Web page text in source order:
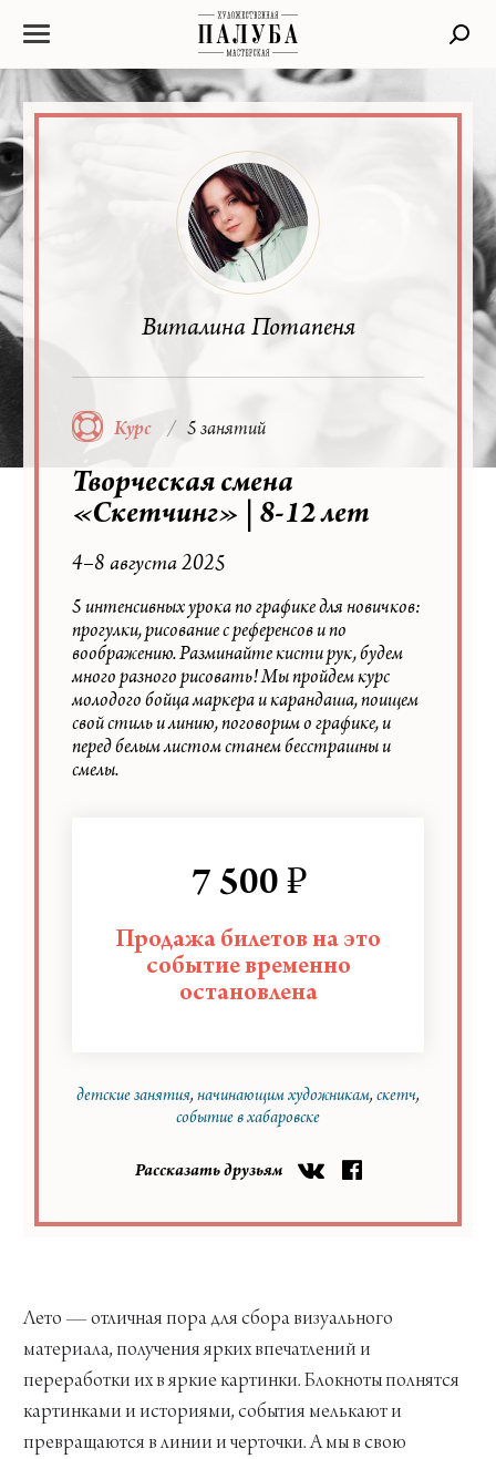
Виталина Потапеня
Курс 5 занятий
Творческая смена
«Скетчинг» | 8-12 лет
4–8 августа 2025
5 интенсивных урока по графике для новичков:
прогулки, рисование с референсов и по
воображению. Разминайте кисти рук, будем
много разного рисовать! Мы пройдем курс
молодого бойца маркера и карандаша, поищем
свой стиль и линию, поговорим о графике, и
перед белым листом станем бесстрашны и
смелы.
7 500 ₽
Продажа билетов на это
событие временно
остановлена
детские занятия начинающим художникам скетч
событие в хабаровске
Рассказать друзьям
Лето — отличная пора для сбора визуального
материала, получения ярких впечатлений и
переработки их в яркие картинки. Блокноты полнятся
картинками и историями, события мелькают и
превращаются в линии и черточки. А мы в свою